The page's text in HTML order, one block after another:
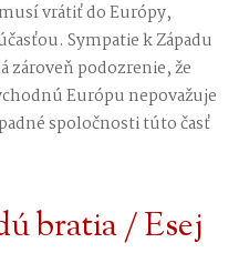
vrátiť do Európy,
Sympatie k Západu
zároveň podozrenie, že
Európu nepovažuje
spoločnosti túto časť
bratia / Esej